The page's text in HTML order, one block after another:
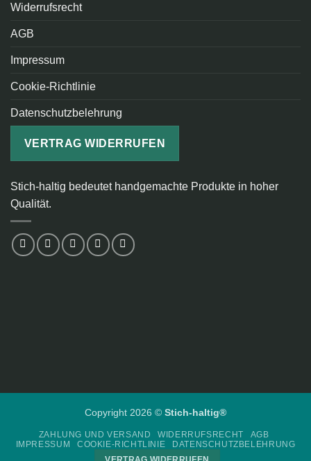
Widerrufsrecht
AGB
Impressum
Cookie-Richtlinie
Datenschutzbelehrung
VERTRAG WIDERRUFEN
Stich-haltig bedeutet handgemachte Produkte in hoher
Qualität.
Copyright 2026 © Stich-haltig®
ZAHLUNG UND VERSAND WIDERRUFSRECHT
AGB
IMPRESSUM
COOKIE-RICHTLINIE
DATENSCHUTZBELEHRUNG